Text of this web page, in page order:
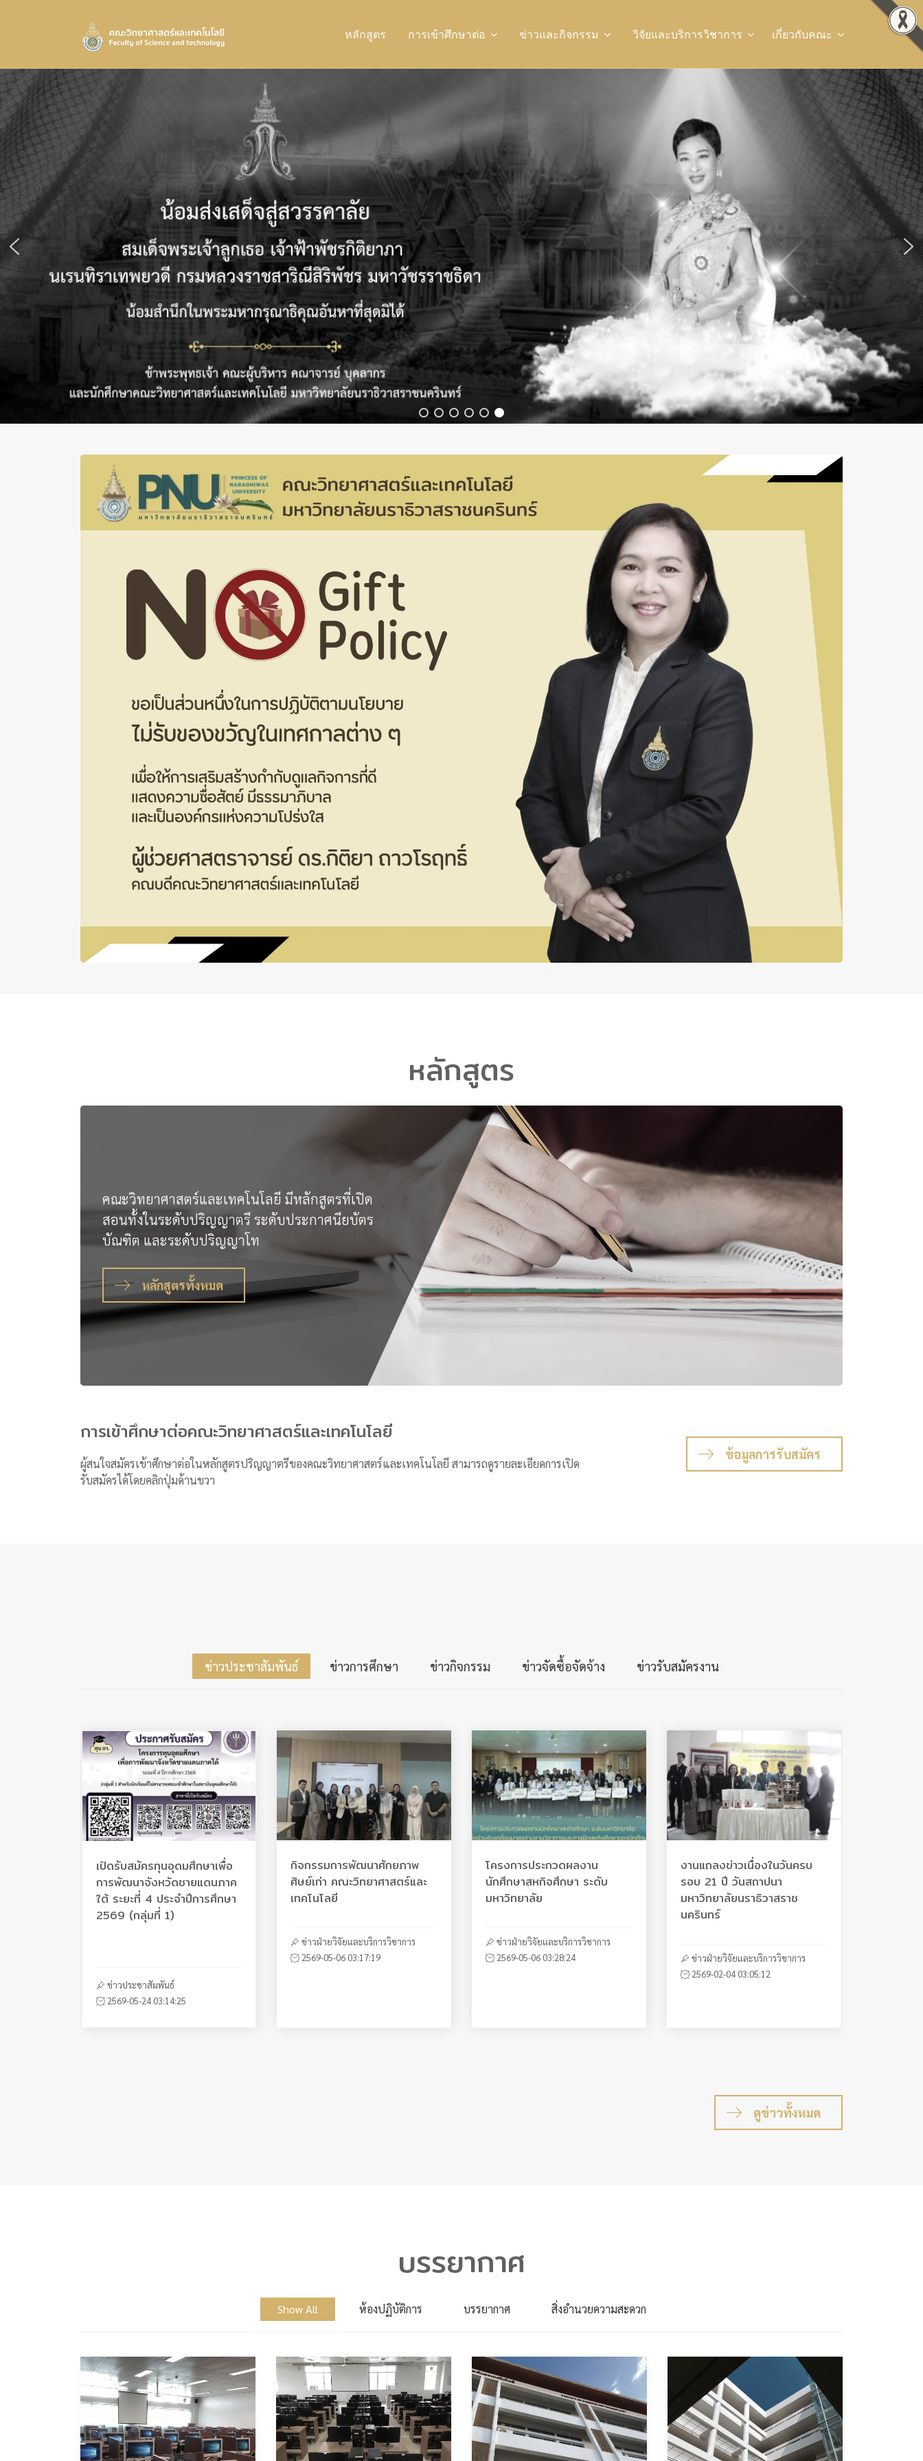
หลักสูตร การเข้าศึกษาต่อ ข่าวและกิจกรรม วิจัยและบริการวิชาการ เกี่ยวกับคณะ
หลักสูตร
คณะวิทยาศาสตร์และเทคโนโลยี มีหลักสูตรที่เปิด
สอนทั้งในระดับปริญญาตรี ระดับประกาศนียบัตร
บัณฑิต และระดับปริญญาโท
หลักสูตรทั้งหมด
การเข้าศึกษาต่อคณะวิทยาศาสตร์และเทคโนโลยี
ผู้สนใจสมัครเข้าศึกษาต่อในหลักสูตรปริญญาตรีของคณะวิทยาศาสตร์และเทคโนโลยี สามารถดูรายละเอียดการเปิด
รับสมัครได้โดยคลิกปุ่มด้านขวา
ข้อมูลการรับสมัคร
ข่าวประชาสัมพันธ์ ข่าวการศึกษา ข่าวกิจกรรม ข่าวจัดซื้อจัดจ้าง ข่าวรับสมัครงาน
เปิดรับสมัครทุนอุดมศึกษาเพื่อ
การพัฒนาจังหวัดชายแดนภาค
ใต้ ระยะที่ 4 ประจำปีการศึกษา
2569 (กลุ่มที่ 1)
ข่าวประชาสัมพันธ์
2569-05-24 03:14:25
กิจกรรมการพัฒนาศักยภาพ
ศิษย์เก่า คณะวิทยาศาสตร์และ
เทคโนโลยี
ข่าวฝ่ายวิจัยและบริการวิชาการ
2569-05-06 03:17:19
โครงการประกวดผลงาน
นักศึกษาสหกิจศึกษา ระดับ
มหาวิทยาลัย
ข่าวฝ่ายวิจัยและบริการวิชาการ
2569-05-06 03:28:24
งานแถลงข่าวเนื่องในวันครบ
รอบ 21 ปี วันสถาปนา
มหาวิทยาลัยนราธิวาสราช
นครินทร์
ข่าวฝ่ายวิจัยและบริการวิชาการ
2569-02-04 03:05:12
เปิดรับสมัครนักศึกษาใหม่ ระดับ
ปริญญาตรี ประจำปีการศึกษา
2569 รอบที่ 4/2
2569-06-08 04:44:35
เปิดรับสมัครนักศึกษาใหม่ ระดับ
ปริญญาตรี ประจำปีการศึกษา
2569 รอบที่ 4/1 รับตรงอิสระ
ข่าวการศึกษา
2569-05-24 02:52:28
เปิดรับสมัครนักศึกษาใหม่ ระดับ
ปริญญาตรี ประจำปีการศึกษา
2569 รอบ Admission
ข่าวการศึกษา
2569-05-06 01:47:23
เปิดรับสมัครนักศึกษาใหม่ ระดับ
ปริญญาตรี ประจำปีการศึกษา
2569 รอบ Quota
2569-03-10 04:28:49
พิธีบังสุกุลอัฐิบรรพบุรุษ ชุมชน
โคกเคียน
พิธีสรงน้ำพระ รดน้ำขอพร
เนื่องในวันสงกรานต์ 2569 ณ
คณะวิทยาศาสตร์และเทคโนโลยี
ข่าวกิจกรรมทำนุ
2569-05-06 03:02:47
โครงการนำเสนอผลงานวิจัย
ของนักศึกษาชั้นปีที่ 4 คณะ
วิทยาศาสตร์และเทคโนโลยี
ข่าวกิจกรรมนักศึกษา
2569-05-06 03:23:19
ปัจฉิมนิเทศ ปรีดียาธร PRISM
NIGHT
แบบสรุปผลการดำเนินการจัด
ซื้อจัดจ้าง ไตรมาส 1 ประจำ
ปีงบประมาณ 2567
2567-01-08 07:29:30
แบบสรุปผลการดำเนินการจัดซื้อ
จัดจ้าง ไตรมาส 4 ประจำ
ปีงบประมาณ 2566
ผลการจัดซื้อจัดจ้างแบบ สขร.1
2566-10-10 04:36:26
แบบสรุปผลการดำเนินการจัดซื้อ
จัดจ้าง ไตรมาส 2 และ 3
ประจำปีงบประมาณ 2566
ผลการจัดซื้อจัดจ้างแบบ สขร.1
2566-07-06 09:45:15
การประมูลราคาร้านจำหน่าย
อาหาร เครื่องดื่มและอื่น ๆ ณ
โรงอาหารคณะวิทยาศาสตร์ฯ
2566-06-21 03:29:46
ประกาศผลสอบแข่งขันเพื่อบรรจุ
เป็นพนักงาน สายวิชาการ
ดูข่าวทั้งหมด
บรรยากาศ
Show All ห้องปฏิบัติการ บรรยากาศ สิ่งอำนวยความสะดวก